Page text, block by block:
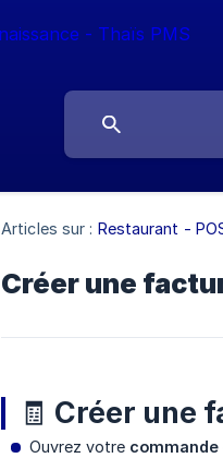
Articles sur : Restaurant -
Créer une
🧾 Créer une
Ouvrez votre commande